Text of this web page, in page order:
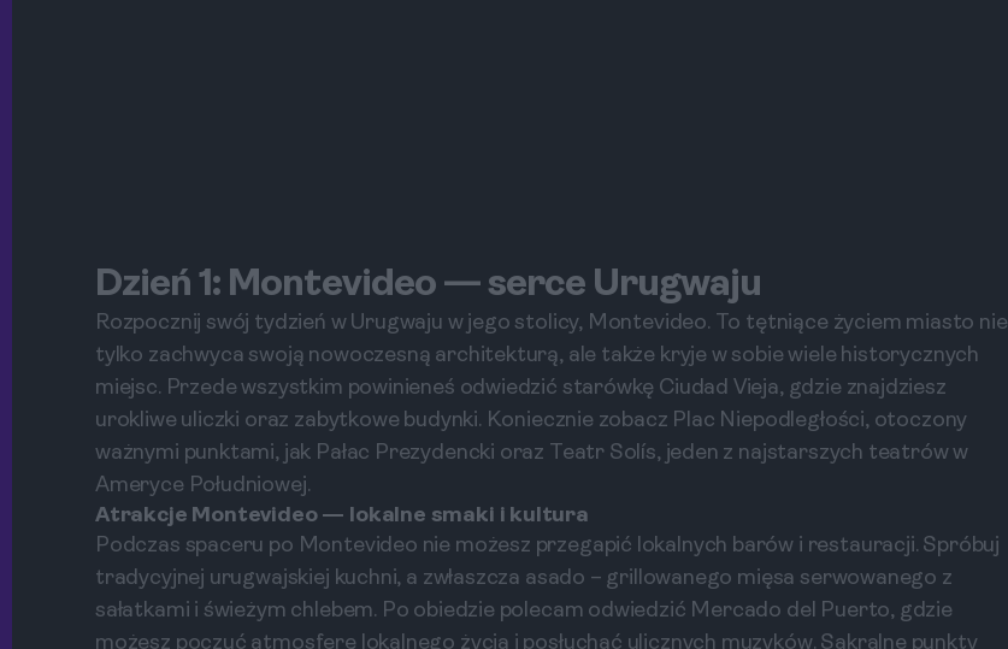
Dzień 1: Montevideo — serce Urugwaju
Rozpocznij swój tydzień w Urugwaju w jego stolicy, Montevideo. To tętniące życiem miasto nie
tylko zachwyca swoją nowoczesną architekturą, ale także kryje w sobie wiele historycznych
miejsc. Przede wszystkim powinieneś odwiedzić starówkę Ciudad Vieja, gdzie znajdziesz
urokliwe uliczki oraz zabytkowe budynki. Koniecznie zobacz Plac Niepodległości, otoczony
ważnymi punktami, jak Pałac Prezydencki oraz Teatr Solís, jeden z najstarszych teatrów w
Ameryce Południowej.
Atrakcje Montevideo — lokalne smaki i kultura
Podczas spaceru po Montevideo nie możesz przegapić lokalnych barów i restauracji. Spróbuj
tradycyjnej urugwajskiej kuchni, a zwłaszcza asado – grillowanego mięsa serwowanego z
sałatkami i świeżym chlebem. Po obiedzie polecam odwiedzić Mercado del Puerto, gdzie
możesz poczuć atmosferę lokalnego życia i posłuchać ulicznych muzyków. Sakralne punkty